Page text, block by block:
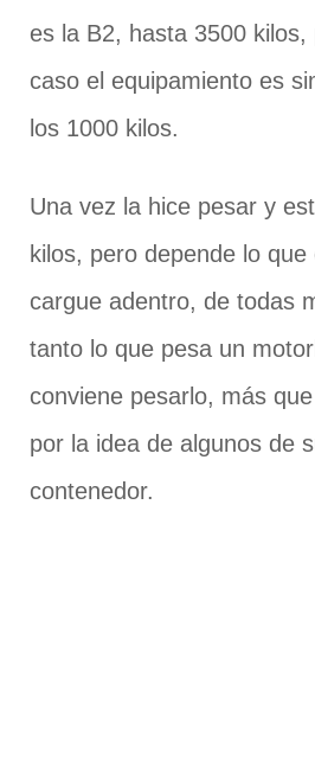
es la B2, hasta 3500 kilos,
caso el equipamiento es
los 1000 kilos.
Una vez la hice pesar y
kilos, pero depende lo
cargue adentro, de todas
tanto lo que pesa un
conviene pesarlo, más
por la idea de algunos de
contenedor.